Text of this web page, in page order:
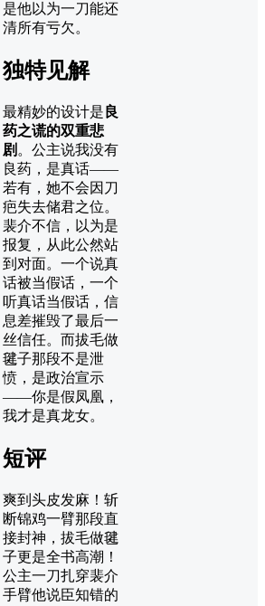
是他以为一刀能还
清所有亏欠。
独特见解
最精妙的设计是 良
药之谎的双重悲
剧 。公主说我没有
良药，是真话——
若有，她不会因刀
疤失去储君之位。
裴介不信，以为是
报复，从此公然站
到对面。一个说真
话被当假话，一个
听真话当假话，信
息差摧毁了最后一
丝信任。而拔毛做
毽子那段不是泄
愤，是政治宣示
——你是假凤凰，
我才是真龙女。
短评
爽到头皮发麻！斩
断锦鸡一臂那段直
接封神，拔毛做毽
子更是全书高潮！
公主一刀扎穿裴介
手臂他说臣知错的